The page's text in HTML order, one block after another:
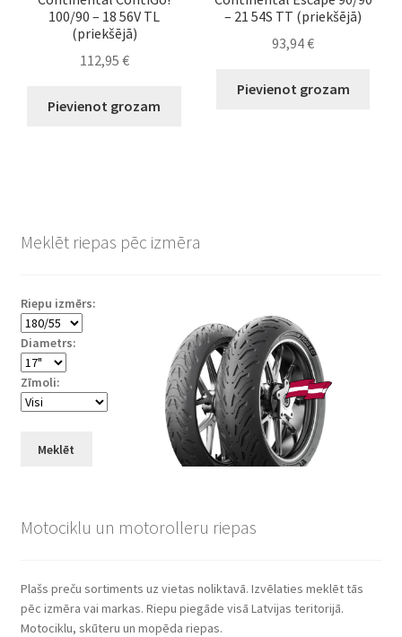
100/90 – 18 56V TL
(priekšējā)
112,95 €
Pievienot grozam
– 21 54S TT (priekšējā)
93,94€
Pievienot grozam
Meklēt riepas pēc izmēra
Riepu izmērs:
Diametrs:
Zīmoli:
Meklēt
Motociklu un motorolleru riepas
Plašs preču sortiments uz vietas noliktavā. Izvēlaties meklēt tās
pēc izmēra vai markas. Riepu piegāde visā Latvijas teritorijā.
Motociklu, skūteru un mopēda riepas.